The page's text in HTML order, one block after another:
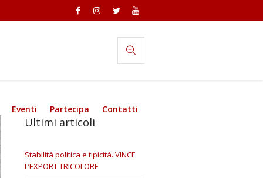
Eventi Partecipa Contatti
Ultimi articoli
Stabilità politica e tipicità. VINCE
L’EXPORT TRICOLORE